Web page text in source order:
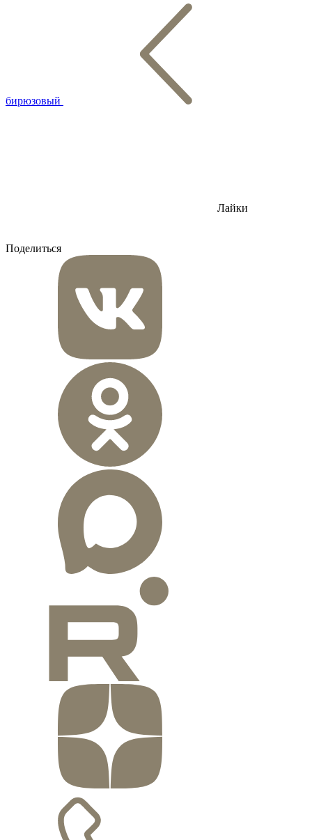
бирюзовый
Лайки
Поделиться